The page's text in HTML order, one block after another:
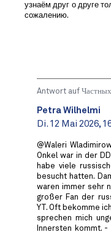
узнаём друг о друге
сожалению.
Antwort auf
Petra Wilhelmi
Di. 12 Mai 2026,
@Waleri
Onkel war in der
habe viele
besucht hatten.
waren immer sehr
großer Fan der
YT. Oft bekomme
sprechen mich
Innersten kommt.